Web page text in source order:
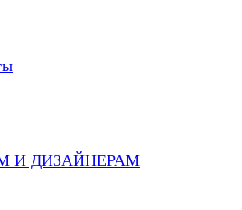
И ДИЗАЙНЕРАМ